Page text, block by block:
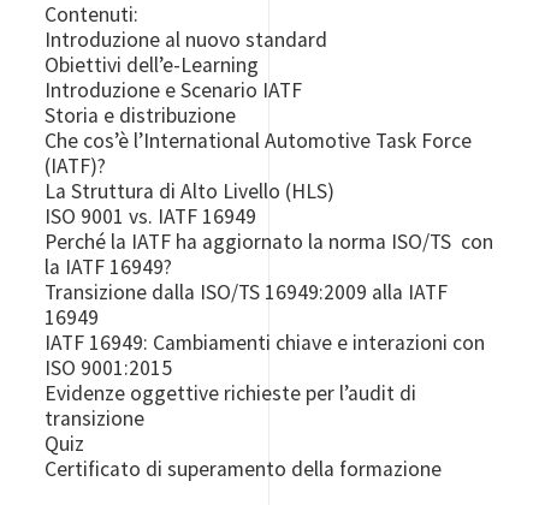
Contenuti:
Introduzione al nuovo standard
Obiettivi dell’e-Learning
Introduzione e Scenario IATF
Storia e distribuzione
Che cos’è l’International Automotive Task Force
(IATF)?
La Struttura di Alto Livello (HLS)
ISO 9001 vs. IATF 16949
Perché la IATF ha aggiornato la norma ISO/TS con
la IATF 16949?
Transizione dalla ISO/TS 16949:2009 alla IATF
16949
IATF 16949: Cambiamenti chiave e interazioni con
ISO 9001:2015
Evidenze oggettive richieste per l’audit di
transizione
Quiz
Certificato di superamento della formazione